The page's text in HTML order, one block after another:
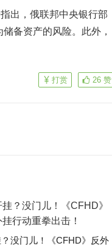
出，俄联邦中央银行部
备资产的风险。此外，
26 赞
打赏
没门儿！《CFHD》反外